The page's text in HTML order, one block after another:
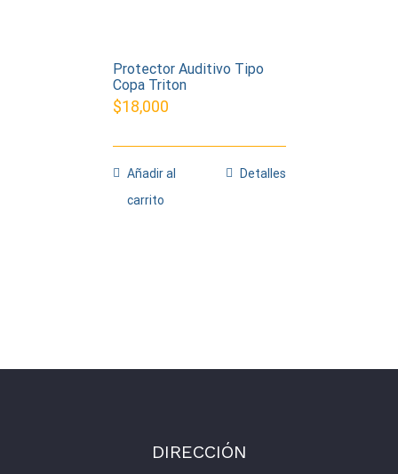
Protector Auditivo Tipo
Copa Triton
$18,000
Añadir al
carrito
Detalles
DIRECCIÓN